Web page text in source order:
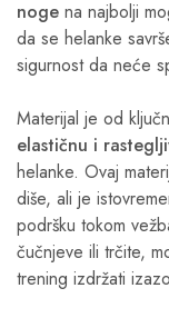
noge na najbolji
da se helanke
sigurnost da neće
Materijal je od
elastičnu i
helanke. Ovaj
diše, ali je
podršku tokom
čučnjeve ili trčite,
trening izdržati